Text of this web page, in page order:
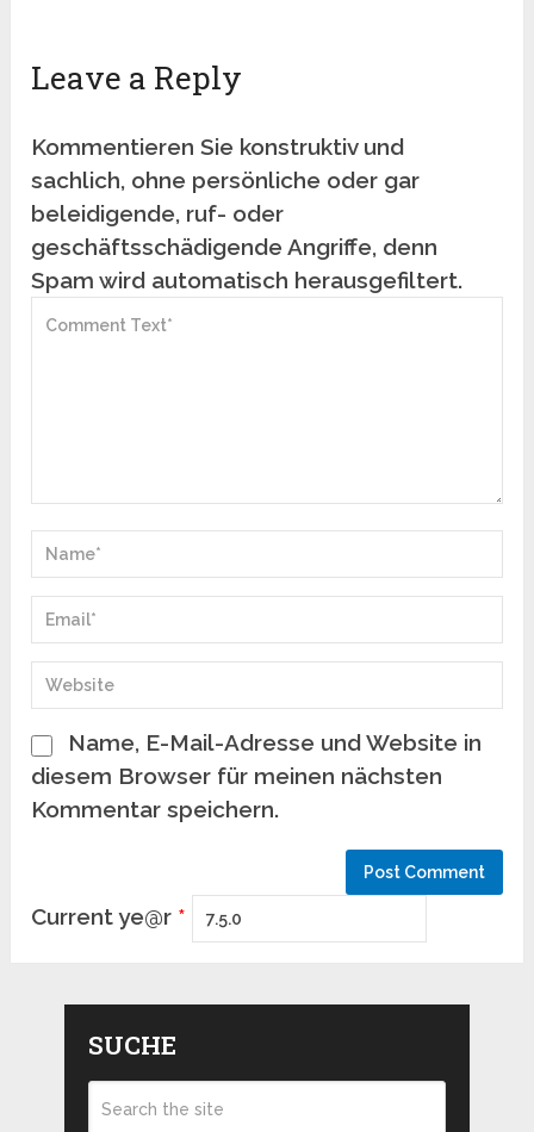
Leave a Reply
Kommentieren Sie konstruktiv und
sachlich, ohne persönliche oder gar
beleidigende, ruf- oder
geschäftsschädigende Angriffe, denn
Spam wird automatisch herausgefiltert.
Name, E-Mail-Adresse und Website in
diesem Browser für meinen nächsten
Kommentar speichern.
Current ye@r *
SUCHE